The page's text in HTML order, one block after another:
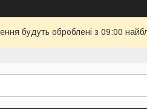
будуть оброблені з 09:00